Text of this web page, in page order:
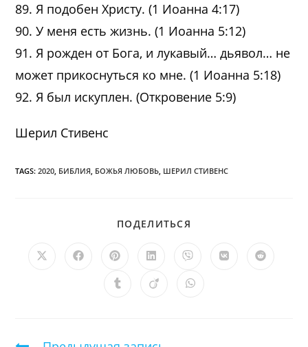
89. Я подобен Христу. (1 Иоанна 4:17)
90. У меня есть жизнь. (1 Иоанна 5:12)
91. Я рожден от Бога, и лукавый… дьявол… не
может прикоснуться ко мне. (1 Иоанна 5:18)
92. Я был искуплен. (Откровение 5:9)
Шерил Стивенс
TAGS:2020, БИБЛИЯ, БОЖЬЯ ЛЮБОВЬ, ШЕРИЛ СТИВЕНС
ПОДЕЛИТЬСЯ
Открывается
Открывается
новом
Открывается
в
новом
Открывается
в
новом
Открывается
в
новом
Открывается
Открывается
ОткрываетсяОткрывается